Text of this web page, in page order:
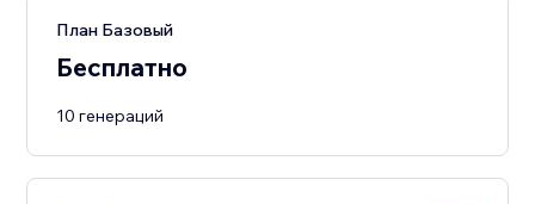
План Базовый
Бесплатно
10 генераций